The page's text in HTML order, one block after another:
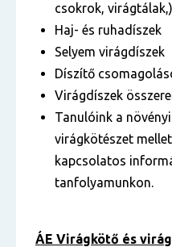
csokrok, virágtálak,)
Haj- és ruhadíszek
Selyem virágdíszek
Díszítő
Virágdíszek
Tanulóink a
virágkötészet
kapcsolatos
tanfolyamunkon.
ÁE Virágkötő és